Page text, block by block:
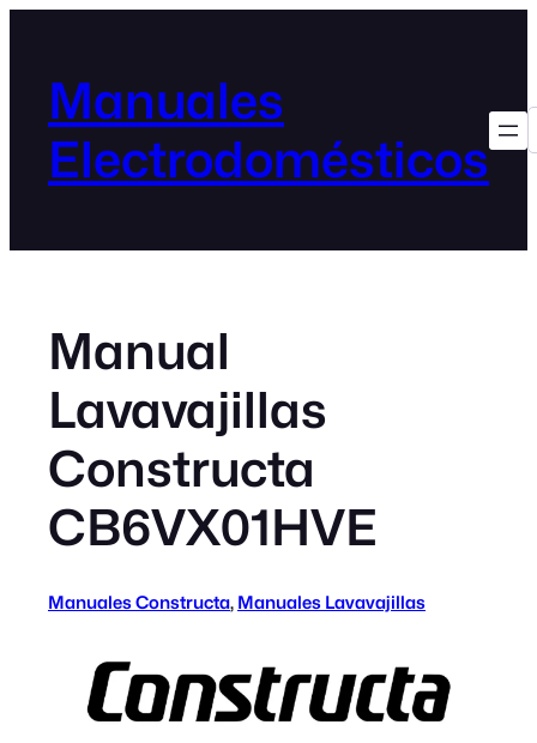
Manuales
Electrodomésticos
Manual
Lavavajillas
Constructa
CB6VX01HVE
Manuales Constructa, Manuales Lavavajillas